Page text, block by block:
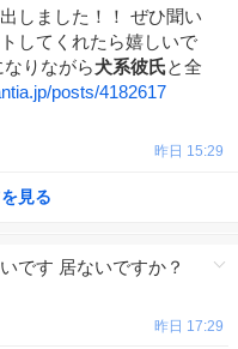
ド
を
消
す
しました！！ ぜひ聞い
してくれたら嬉しいで
りながら犬系彼氏と全
posts/4182617
昨日 15:29
見る
です 居ないですか？
昨日 17:29